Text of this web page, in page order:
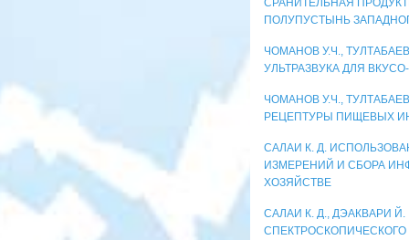
СРАНИТЕЛЬНАЯ
ПОЛУПУСТЫНЬ
ЧОМАНОВ У.Ч.,
УЛЬТРАЗВУКА ДЛЯ
ЧОМАНОВ У.Ч.,
РЕЦЕПТУРЫ ПИЩЕВЫХ
САЛАИ К. Д.
ИЗМЕРЕНИЙ И СБОРА
ХОЗЯЙСТВЕ
САЛАИ К. Д., ДЭАКВАРИ